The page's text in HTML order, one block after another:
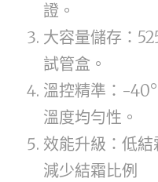
證。
大容量儲存：
試管盒。
溫控精準：-
溫度均勻性。
效能升級：低結
減少結霜比例